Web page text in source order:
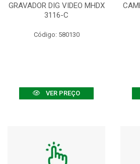
GRAVADOR DIG VIDEO MHDX
3116-C
Código: 580130
VER PREÇO